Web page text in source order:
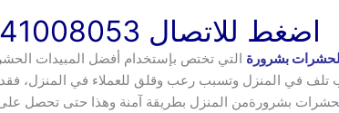
اضغط للاتصال 0541008053
بشرورة التي تختص بإستخدام أفضل المبيدات
تلف في المنزل وتسبب رعب وقلق للعملاء في المنزل،
بشرورةمن المنزل بطريقة آمنة وهذا حتى تحصل